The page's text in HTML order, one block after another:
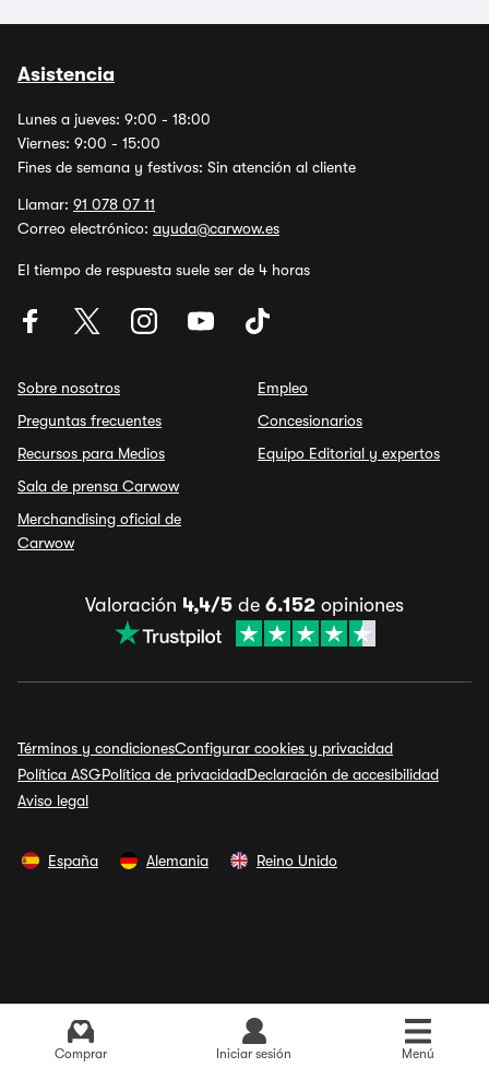
Comprar Iniciar sesión Menú
Asistencia
Lunes a jueves: 9:00 - 18:00
Viernes: 9:00 - 15:00
Fines de semana y festivos: Sin atención al cliente
Llamar: 91 078 07 11
Correo electrónico: ayuda@carwow.es
El tiempo de respuesta suele ser de 4 horas
Sobre nosotros
Preguntas frecuentes
Recursos para Medios
Sala de prensa Carwow
Merchandising oficial de
Carwow
Empleo
Concesionarios
Equipo Editorial y expertos
Valoración 4,4/5 de 6.152 opiniones
Términos y condicionesConfigurar cookies y privacidad
Política ASGPolítica de privacidadDeclaración de accesibilidad
Aviso legal
España Alemania Reino Unido